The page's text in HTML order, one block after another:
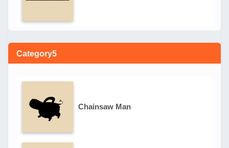
Category5
Chainsaw Man